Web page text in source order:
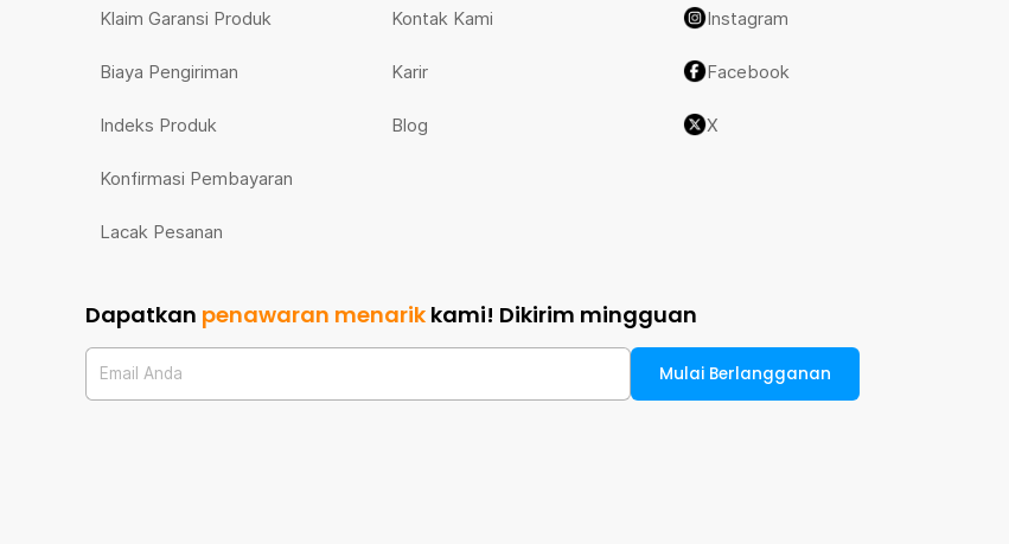
Klaim Garansi Produk
Biaya Pengiriman
Indeks Produk
Konfirmasi Pembayaran
Lacak Pesanan
Kontak Kami
Karir
Blog
Instagram
Facebook
X
Dapatkan penawaran menarik kami! Dikirim mingguan
Email Anda Mulai Berlangganan